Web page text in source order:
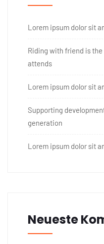
Lorem ipsum dolor sit
Riding with friend is
attends
Lorem ipsum dolor sit
Supporting
generation
Lorem ipsum dolor sit
Neueste